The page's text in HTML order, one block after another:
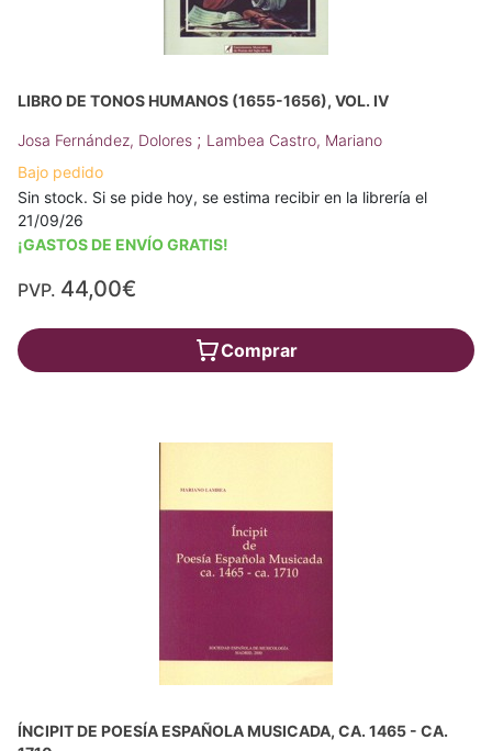
LIBRO DE TONOS HUMANOS (1655-1656), VOL. IV
Josa Fernández, Dolores ; Lambea Castro, Mariano
Bajo pedido
Sin stock. Si se pide hoy, se estima recibir en la librería el
21/09/26
¡GASTOS DE ENVÍO GRATIS!
PVP. 44,00€
Comprar
ÍNCIPIT DE POESÍA ESPAÑOLA MUSICADA, CA. 1465 - CA.